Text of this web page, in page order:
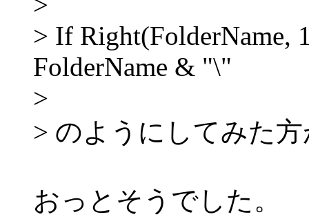
> If Right(FolderName,
FolderName & "\"
>
> のようにしてみた
おっとそうでした。